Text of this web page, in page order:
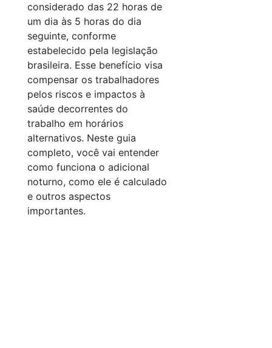
considerado das 22 horas de
um dia às 5 horas do dia
seguinte, conforme
estabelecido pela legislação
brasileira. Esse benefício visa
compensar os trabalhadores
pelos riscos e impactos à
saúde decorrentes do
trabalho em horários
alternativos. Neste guia
completo, você vai entender
como funciona o adicional
noturno, como ele é calculado
e outros aspectos
importantes.